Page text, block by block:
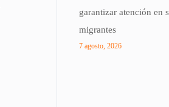
garantizar atención en
migrantes
7 agosto, 2026